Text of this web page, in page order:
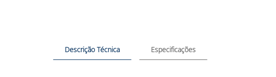
Descrição Técnica Especificações